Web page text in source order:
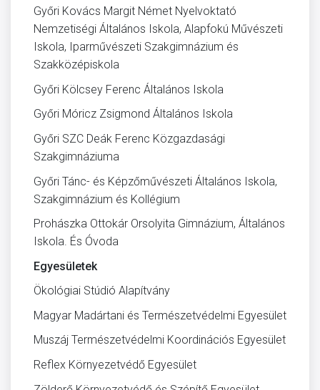
Győri Kovács Margit Német Nyelvoktató
Nemzetiségi Általános Iskola, Alapfokú Művészeti
Iskola, Iparművészeti Szakgimnázium és
Szakközépiskola
Győri Kölcsey Ferenc Általános Iskola
Győri Móricz Zsigmond Általános Iskola
Győri SZC Deák Ferenc Közgazdasági
Szakgimnáziuma
Győri Tánc- és Képzőművészeti Általános Iskola,
Szakgimnázium és Kollégium
Prohászka Ottokár Orsolyita Gimnázium, Általános
Iskola. És Óvoda
Egyesületek
Ökológiai Stúdió Alapítvány
Magyar Madártani és Természetvédelmi Egyesület
Muszáj Természetvédelmi Koordinációs Egyesület
Reflex Környezetvédő Egyesület